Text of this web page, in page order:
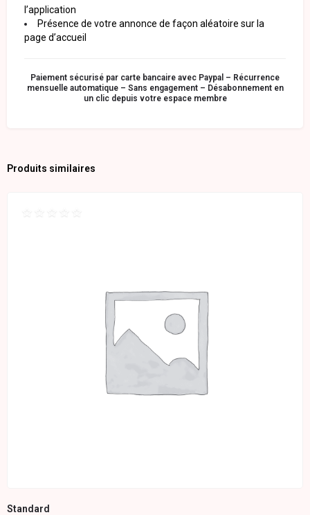
l’application
Présence de votre annonce de façon aléatoire sur la
page d’accueil
Paiement sécurisé par carte bancaire avec Paypal – Récurrence
mensuelle automatique – Sans engagement – Désabonnement en
un clic depuis votre espace membre
Produits similaires
Standard